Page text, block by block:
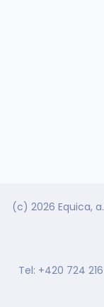
(c) 2026 Equica,
Tel: +420 724